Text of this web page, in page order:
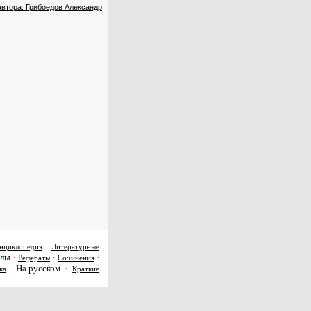
Грибоедов Александр
: Литературные
: Рефераты:Сочинения :
| На русском :Краткие